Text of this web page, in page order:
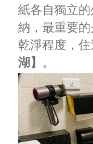
紙各自獨立
納，最重要
乾淨程度，住
湖】 。